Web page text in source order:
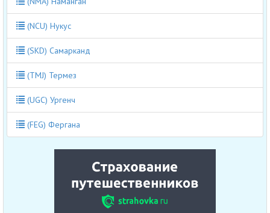
(NCU) Нукус
(SKD) Самарканд
(TMJ) Термез
(UGC) Ургенч
(FEG) Фергана